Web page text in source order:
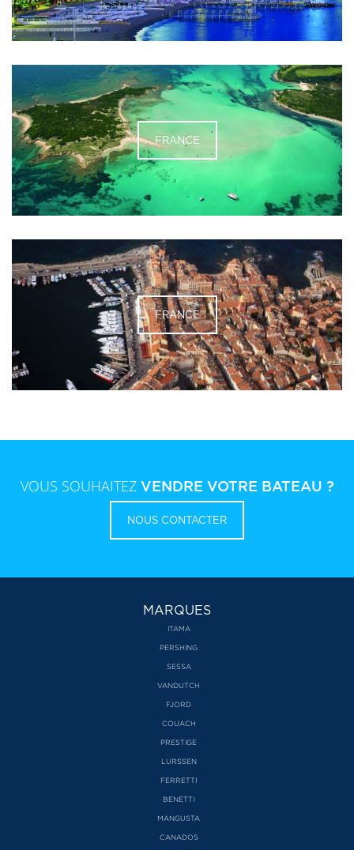
FRANCE
FRANCE
VOUS SOUHAITEZ VENDRE VOTRE BATEAU ?
NOUS CONTACTER
MARQUES
ITAMA
PERSHING
SESSA
VANDUTCH
FJORD
COUACH
PRESTIGE
LURSSEN
FERRETTI
BENETTI
MANGUSTA
CANADOS